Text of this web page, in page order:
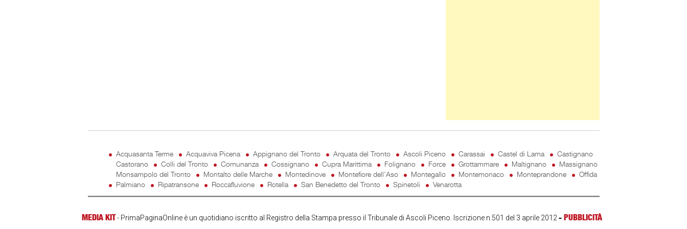
Acquasanta Terme Acquaviva Picena Appignano del Tronto Arquata del Tronto Ascoli Piceno Carassai Castel di Lama
Castignano
Castorano
Colli del Tronto Comunanza Cossignano Cupra Marittima Folignano Force Grottammare Maltignano
Massignano
Monsampolo del Tronto
Montalto delle Marche Montedinove Montefiore dell'Aso Montegallo Montemonaco Monteprandone
Offida
Palmiano
Ripatransone Roccafluvione Rotella San Benedetto del Tronto Spinetoli Venarotta
MEDIA KIT- PrimaPaginaOnline è un quotidiano iscritto al Registro della Stampa presso il Tribunale di Ascoli Piceno. Iscrizione n.501 del 3 aprile 2012- PUBBLICITÀ